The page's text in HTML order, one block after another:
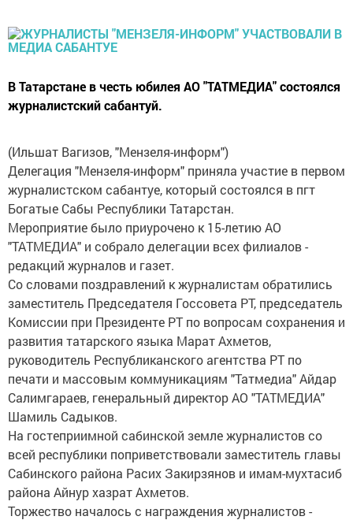
В Татарстане в честь юбилея АО "ТАТМЕДИА" состоялся
журналистский сабантуй.
(Ильшат Вагизов, "Мензеля-информ")
Делегация "Мензеля-информ" приняла участие в первом
журналистском сабантуе, который состоялся в пгт
Богатые Сабы Республики Татарстан.
Мероприятие было приурочено к 15-летию АО
"ТАТМЕДИА" и собрало делегации всех филиалов -
редакций журналов и газет.
Со словами поздравлений к журналистам обратились
заместитель Председателя Госсовета РТ, председатель
Комиссии при Президенте РТ по вопросам сохранения и
развития татарского языка Марат Ахметов,
руководитель Республиканского агентства РТ по
печати и массовым коммуникациям "Татмедиа" Айдар
Салимгараев, генеральный директор АО "ТАТМЕДИА"
Шамиль Садыков.
На гостеприимной сабинской земле журналистов со
всей республики поприветствовали заместитель главы
Сабинского района Расих Закирзянов и имам-мухтасиб
района Айнур хазрат Ахметов.
Торжество началось с награждения журналистов -